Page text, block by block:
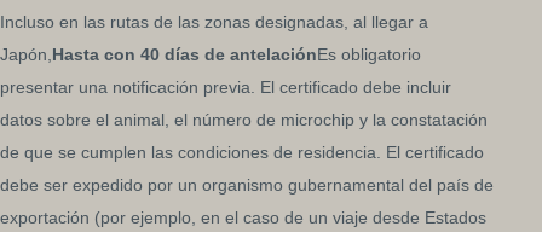
Incluso en las rutas de las zonas designadas, al llegar a
Japón, Hasta con 40 días de antelaciónEs obligatorio
presentar una notificación previa. El certificado debe incluir
datos sobre el animal, el número de microchip y la constatación
de que se cumplen las condiciones de residencia. El certificado
debe ser expedido por un organismo gubernamental del país de
exportación (por ejemplo, en el caso de un viaje desde Estados